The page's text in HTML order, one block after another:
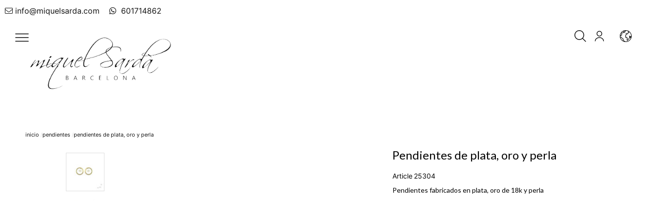
info@miquelsarda.com 601714862
inicio pendientes pendientes de plata, oro y perla
Pendientes de plata, oro y perla
Article 25304
Pendientes fabricados en plata, oro de 18k y perla